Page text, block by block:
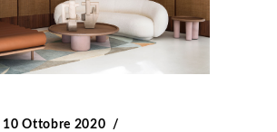
10 Ottobre 2020